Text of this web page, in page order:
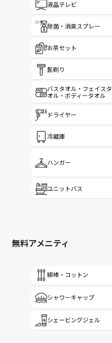
液晶テレビ
除菌・消臭スプレー
お茶セット
髭剃り
バスタオル・フェイスタ
オル・ボディータオル
ドライヤー
冷蔵庫
ハンガー
ユニットバス
無料アメニティ
綿棒・コットン
シャワーキャップ
シェービングジェル